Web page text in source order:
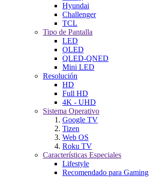
Hyundai
Challenger
TCL
Tipo de Pantalla
LED
OLED
QLED-QNED
Mini LED
Resolución
HD
Full HD
4K - UHD
Sistema Operativo
Google TV
Tizen
Web OS
Roku TV
Características Especiales
Lifestyle
Recomendado para Gaming